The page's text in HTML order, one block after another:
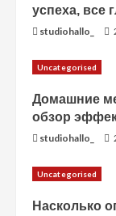
успеха, все
studiohallo_
Uncategorised
Домашние
обзор
studiohallo_
Uncategorised
Насколько